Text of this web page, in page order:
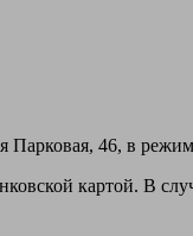
Парковая, 46, в
картой. В